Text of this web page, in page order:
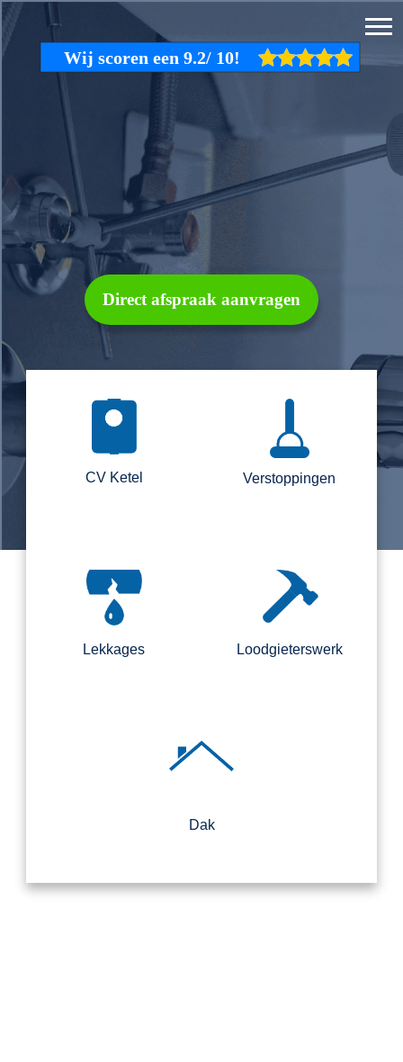
Direct afspraak aanvragen
CV Ketel Verstoppingen
Lekkages Loodgieterswerk
Dak